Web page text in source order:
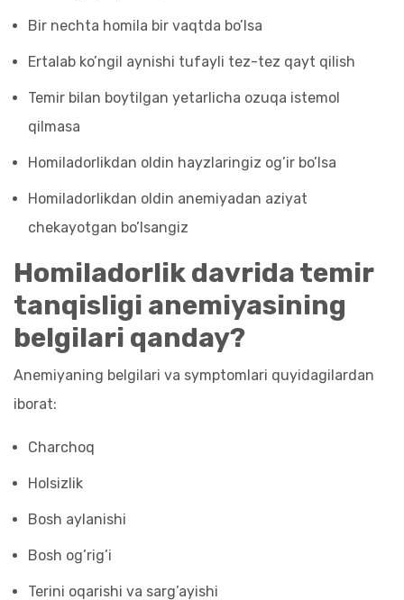
Bir nechta homila bir vaqtda bo’lsa
Ertalab ko’ngil aynishi tufayli tez-tez qayt qilish
Temir bilan boytilgan yetarlicha ozuqa istemol
qilmasa
Homiladorlikdan oldin hayzlaringiz og’ir bo’lsa
Homiladorlikdan oldin anemiyadan aziyat
chekayotgan bo’lsangiz
Homiladorlik davrida temir
tanqisligi anemiyasining
belgilari qanday?
Anemiyaning belgilari va symptomlari quyidagilardan
iborat:
Charchoq
Holsizlik
Bosh aylanishi
Bosh og’rig’i
Terini oqarishi va sarg’ayishi